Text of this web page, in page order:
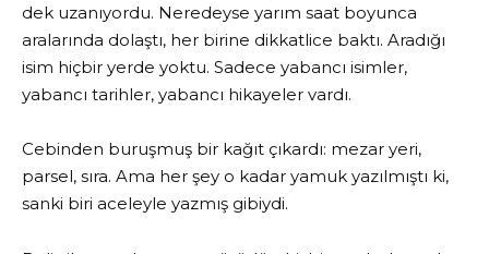
dek uzanıyordu. Neredeyse yarım saat boyunca
aralarında dolaştı, her birine dikkatlice baktı. Aradığı
isim hiçbir yerde yoktu. Sadece yabancı isimler,
yabancı tarihler, yabancı hikayeler vardı.
Cebinden buruşmuş bir kağıt çıkardı: mezar yeri,
parsel, sıra. Ama her şey o kadar yamuk yazılmıştı ki,
sanki biri aceleyle yazmış gibiydi.